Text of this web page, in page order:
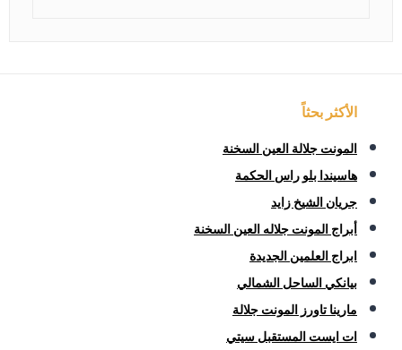
الأكثر بحثاً
المونت جلالة العين السخنة
هاسيندا بلو راس الحكمة
جريان الشيخ زايد
أبراج المونت جلاله العين السخنة
ابراج العلمين الجديدة
بيانكي الساحل الشمالي
مارينا تاورز المونت جلالة
ات ايست المستقبل سيتي